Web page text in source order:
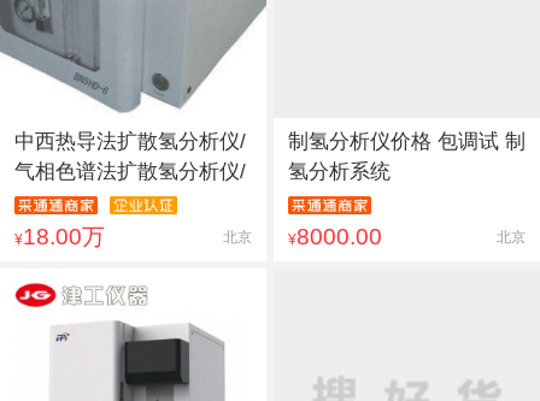
中西热导法扩散氢分析仪/
气相色谱法扩散氢分析仪/
¥18.00万 北京
制氢分析仪价格 包调试 制
氢分析系统
¥8000.00 北京